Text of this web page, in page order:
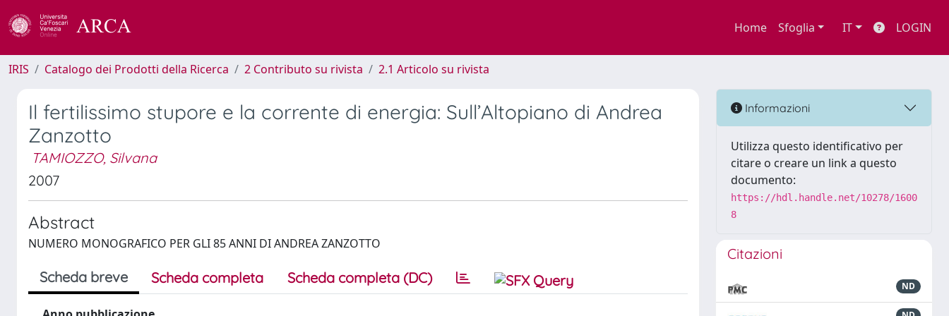
Home Sfoglia IT LOGIN
IRIS Catalogo dei Prodotti della Ricerca 2 Contributo su rivista 2.1 Articolo su rivista
Il fertilissimo stupore e la corrente di energia: Sull’Altopiano di Andrea
Zanzotto
TAMIOZZO, Silvana
2007
Abstract
NUMERO MONOGRAFICO PER GLI 85 ANNI DI ANDREA ZANZOTTO
Scheda breve Scheda completa Scheda completa (DC)
Informazioni
Utilizza questo identificativo per
citare o creare un link a questo
documento:
https://hdl.handle.net/10278/1600
8
Citazioni
ND